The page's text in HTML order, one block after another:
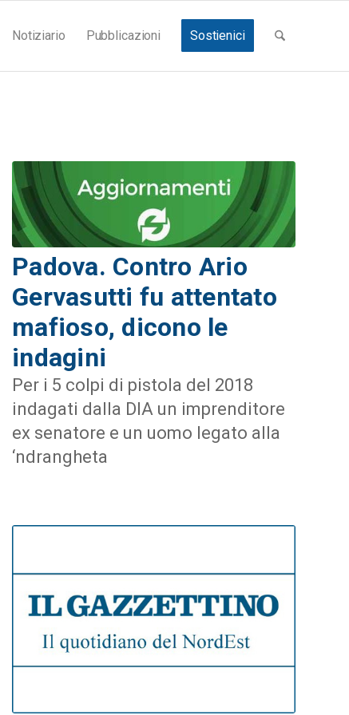
Notiziario Pubblicazioni Sostienici
Padova. Contro Ario
Gervasutti fu attentato
mafioso, dicono le
indagini
Per i 5 colpi di pistola del 2018
indagati dalla DIA un imprenditore
ex senatore e un uomo legato alla
‘ndrangheta